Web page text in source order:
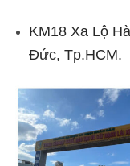
KM18 Xa Lộ
Đức, Tp.HCM.